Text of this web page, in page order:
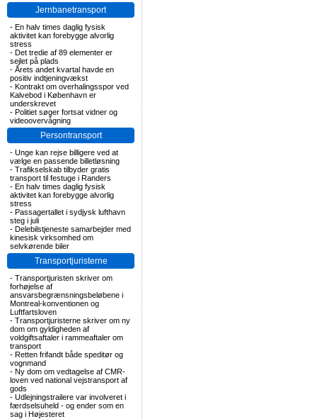
Jernbanetransport
- En halv times daglig fysisk
aktivitet kan forebygge alvorlig
stress
- Det tredie af 89 elementer er
sejlet på plads
- Årets andet kvartal havde en
positiv indtjeningvækst
- Kontrakt om overhalingsspor ved
Kalvebod i København er
underskrevet
- Politiet søger fortsat vidner og
videoovervågning
Persontransport
- Unge kan rejse billigere ved at
vælge en passende billetløsning
- Trafikselskab tilbyder gratis
transport til festuge i Randers
- En halv times daglig fysisk
aktivitet kan forebygge alvorlig
stress
- Passagertallet i sydjysk lufthavn
steg i juli
- Delebilstjeneste samarbejder med
kinesisk virksomhed om
selvkørende biler
Transportjuristerne
- Transportjuristen skriver om
forhøjelse af
ansvarsbegrænsningsbeløbene i
Montreal-konventionen og
Luftfartsloven
- Transportjuristerne skriver om ny
dom om gyldigheden af
voldgiftsaftaler i rammeaftaler om
transport
- Retten frifandt både speditør og
vognmand
- Ny dom om vedtagelse af CMR-
loven ved national vejstransport af
gods
- Udlejningstrailere var involveret i
færdselsuheld - og ender som en
sag i Højesteret